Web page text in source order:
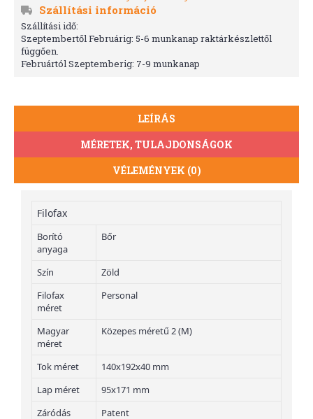
Szállítási információ
Szállítási idő:
Szeptembertől Februárig: 5-6 munkanap raktárkészlettől
függően.
Februártól Szeptemberig: 7-9 munkanap
LEÍRÁS
MÉRETEK, TULAJDONSÁGOK
VÉLEMÉNYEK (0)
Filofax
Borító
anyaga
Bőr
Szín
Zöld
Filofax
méret
Personal
Magyar
méret
Közepes méretű 2 (M)
Tok méret
140x192x40 mm
Lap méret
95x171 mm
Záródás
Patent